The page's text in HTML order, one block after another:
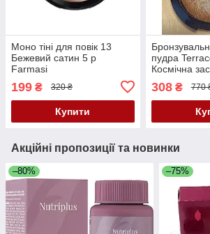
Моно тіні для повік 13
Бежевий сатин 5 р
Farmasi
199 ₴ 320 ₴
Купити
пудра
Космічна
308₴ 770
Акційні пропозиції та новинки
–80% –75%